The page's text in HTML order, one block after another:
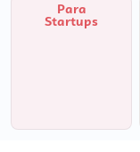
Para
Startups